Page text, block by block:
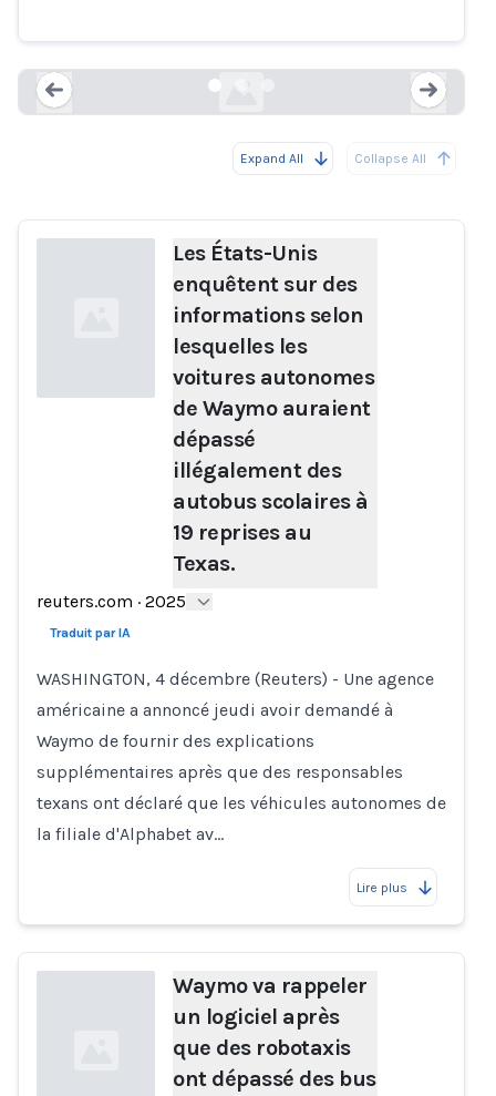
Expand All Collapse All
Les États-Unis
enquêtent sur des
informations selon
lesquelles les
voitures autonomes
de Waymo auraient
dépassé
illégalement des
autobus scolaires à
19 reprises au
Texas.
reuters.com · 2025
Traduit par IA
WASHINGTON, 4 décembre (Reuters) - Une agence
américaine a annoncé jeudi avoir demandé à
Waymo de fournir des explications
supplémentaires après que des responsables
texans ont déclaré que les véhicules autonomes de
la filiale d'Alphabet av…
Lire plus
Waymo va rappeler
un logiciel après
que des robotaxis
ont dépassé des bus